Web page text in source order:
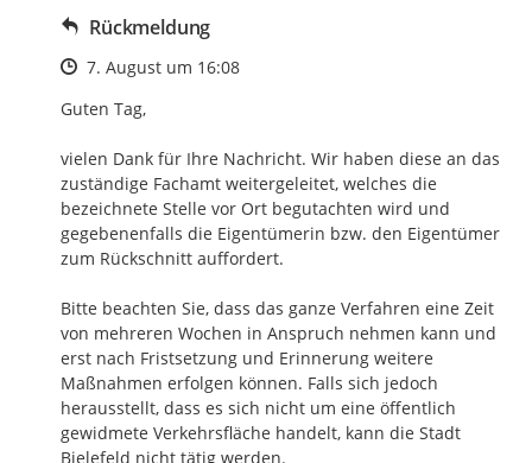
Rückmeldung
Zeitpunkt des Erstellens
7. August um 16:08
Guten Tag,
vielen Dank für Ihre Nachricht. Wir haben diese an das
zuständige Fachamt weitergeleitet, welches die
bezeichnete Stelle vor Ort begutachten wird und
gegebenenfalls die Eigentümerin bzw. den Eigentümer
zum Rückschnitt auffordert.
Bitte beachten Sie, dass das ganze Verfahren eine Zeit
von mehreren Wochen in Anspruch nehmen kann und
erst nach Fristsetzung und Erinnerung weitere
Maßnahmen erfolgen können. Falls sich jedoch
herausstellt, dass es sich nicht um eine öffentlich
gewidmete Verkehrsfläche handelt, kann die Stadt
Bielefeld nicht tätig werden.